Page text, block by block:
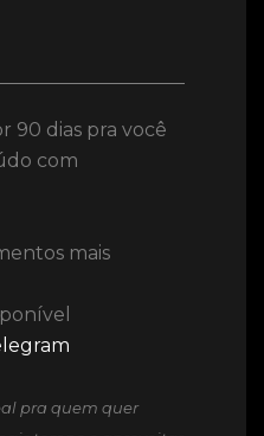
90 dias pra você
com
mais
pra quem quer